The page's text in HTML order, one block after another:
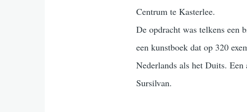
Centrum te Kasterlee.
De opdracht was telkens een
een kunstboek dat op 320
Nederlands als het Duits.
Sursilvan.